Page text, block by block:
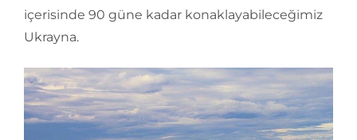
içerisinde 90 güne kadar konaklayabileceğimiz
Ukrayna.